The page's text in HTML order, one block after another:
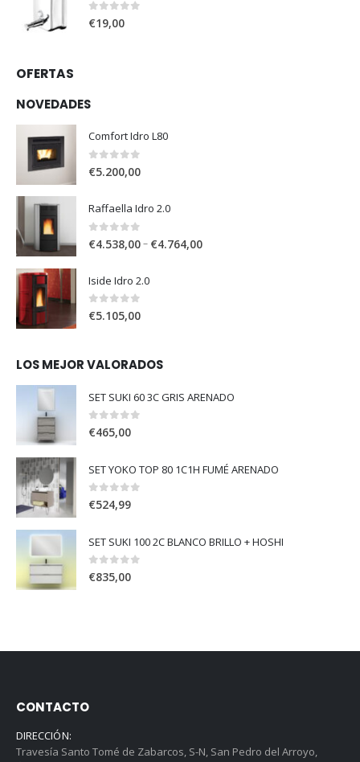
0 out of 5
€19,00
OFERTAS
NOVEDADES
Comfort Idro L80
0out of 5
€5.200,00
Raffaella Idro 2.0
0 out of 5
€4.538,00– €4.764,00
Iside Idro 2.0
0out of 5
€5.105,00
LOS MEJOR VALORADOS
SET SUKI 60 3C GRIS ARENADO
0 out of 5
€465,00
SET YOKO TOP 80 1C1H FUMÉ ARENADO
0out of 5
€524,99
SET SUKI 100 2C BLANCO BRILLO + HOSHI
0out of 5
€835,00
CONTACTO
DIRECCIÓN:
Travesía Santo Tomé de Zabarcos, S-N, San Pedro del Arroyo,